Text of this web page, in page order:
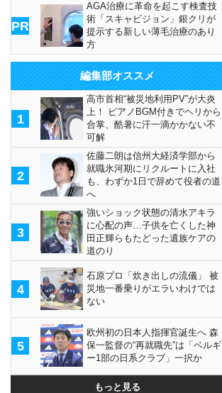
PR
AGA治療に革命を起こす検査技
術「スキャビジョン」銀クリが
提示する新しい薄毛治療のあり
方
編集部オススメ
1
高市首相“被災地利用PV”が大炎
上！ ピアノBGM付きでヘリから
合掌、酷暑に汗一滴かかない不
可解
2
佐藤二朗は信州大経済学部から
就職氷河期にリクルートに入社
も、わずか1日で辞めて役者の道
へ
3
強いショック状態の清水アキラ
に心配の声…子供を亡くした神
田正輝らもたどった遺族ケアの
道のり
4
石原プロ「炊き出しの流儀」 被
災地一番乗りがエラいわけでは
ない
5
欧州初の日本人指揮官誕生へ 森
保一監督の“再就職先”は「ベルギ
ー1部の日系クラブ」一択か
もっと見る